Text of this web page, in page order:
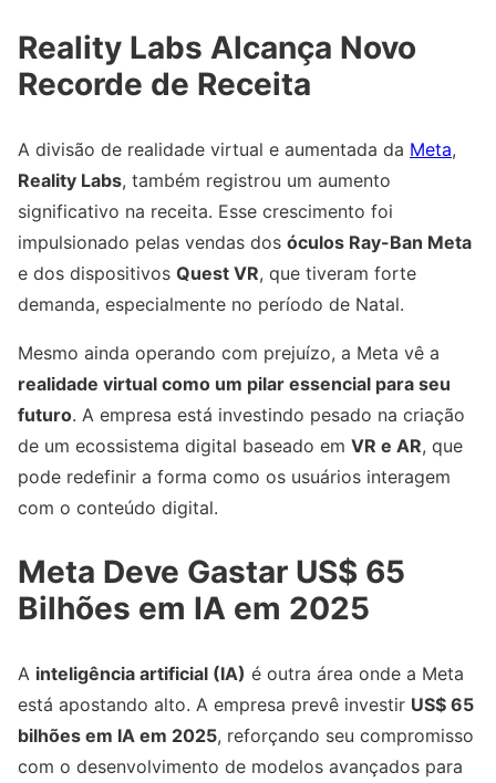
Reality Labs Alcança Novo
Recorde de Receita
A divisão de realidade virtual e aumentada da Meta,
Reality Labs, também registrou um aumento
significativo na receita. Esse crescimento foi
impulsionado pelas vendas dos óculos Ray-Ban Meta
e dos dispositivos Quest VR, que tiveram forte
demanda, especialmente no período de Natal.
Mesmo ainda operando com prejuízo, a Meta vê a
realidade virtual como um pilar essencial para seu
futuro. A empresa está investindo pesado na criação
de um ecossistema digital baseado em VR e AR, que
pode redefinir a forma como os usuários interagem
com o conteúdo digital.
Meta Deve Gastar US$ 65
Bilhões em IA em 2025
A inteligência artificial (IA) é outra área onde a Meta
está apostando alto. A empresa prevê investir US$ 65
bilhões em IA em 2025, reforçando seu compromisso
com o desenvolvimento de modelos avançados para